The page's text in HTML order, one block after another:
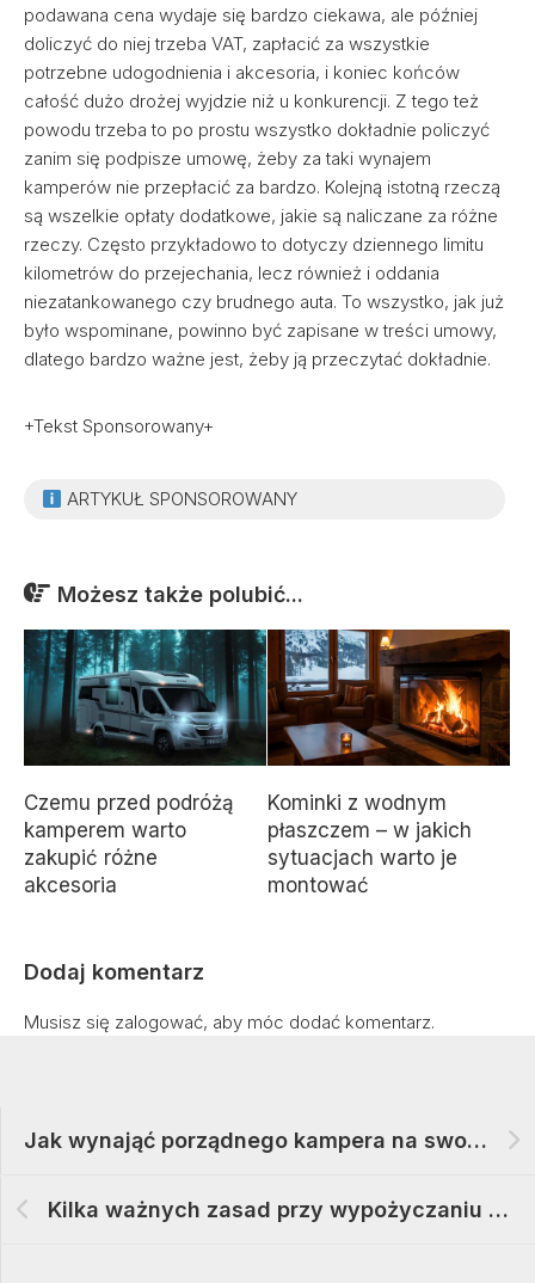
podawana cena wydaje się bardzo ciekawa, ale później
doliczyć do niej trzeba VAT, zapłacić za wszystkie
potrzebne udogodnienia i akcesoria, i koniec końców
całość dużo drożej wyjdzie niż u konkurencji. Z tego też
powodu trzeba to po prostu wszystko dokładnie policzyć
zanim się podpisze umowę, żeby za taki wynajem
kamperów nie przepłacić za bardzo. Kolejną istotną rzeczą
są wszelkie opłaty dodatkowe, jakie są naliczane za różne
rzeczy. Często przykładowo to dotyczy dziennego limitu
kilometrów do przejechania, lecz również i oddania
niezatankowanego czy brudnego auta. To wszystko, jak już
było wspominane, powinno być zapisane w treści umowy,
dlatego bardzo ważne jest, żeby ją przeczytać dokładnie.
+Tekst Sponsorowany+
ARTYKUŁ SPONSOROWANY
Możesz także polubić...
Czemu przed podróżą
kamperem warto
zakupić różne
akcesoria
Kominki z wodnym
płaszczem – w jakich
sytuacjach warto je
montować
Dodaj komentarz
Musisz się zalogować, aby móc dodać komentarz.
Jak wynająć porządnego kampera na swoje wakacje
Kilka ważnych zasad przy wypożyczaniu kamperów na urlop